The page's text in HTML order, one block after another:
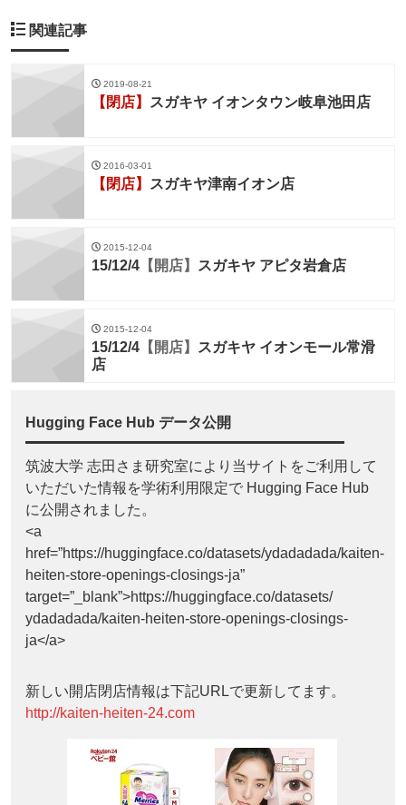
関連記事
2019-08-21
【閉店】 スガキヤ イオンタウン岐阜池田店
2016-03-01
【閉店】 スガキヤ津南イオン店
2015-12-04
15/12/4 【開店】 スガキヤ アピタ岩倉店
2015-12-04
15/12/4 【開店】 スガキヤ イオンモール常滑
店
Hugging Face Hub データ公開
筑波大学 志田さま研究室により当サイトをご利用して
いただいた情報を学術利用限定で Hugging Face Hub
に公開されました。
<a
href=”https://huggingface.co/datasets/ydadadada/kaiten-
heiten-store-openings-closings-ja”
target=”_blank”>https://huggingface.co/datasets/
ydadadada/kaiten-heiten-store-openings-closings-
ja</a>
新しい開店閉店情報は下記URLで更新してます。
http://kaiten-heiten-24.com